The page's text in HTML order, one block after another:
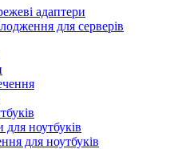
адаптери
для серверів
ноутбуків
для ноутбуків